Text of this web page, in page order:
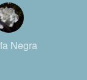
Negra